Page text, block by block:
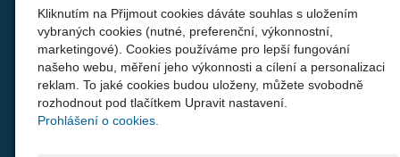
Od roku 2007 podporujeme a chráníme Vaše projekty a
značky.
Objevte WTS
Naše produkty
Průvodce ochranou značky WTS.cz
Kliknutím na Přijmout cookies dáváte souhlas s uložením
vybraných cookies (nutné, preferenční, výkonnostní,
marketingové). Cookies používáme pro lepší fungování
našeho webu, měření jeho výkonnosti a cílení a personalizaci
reklam. To jaké cookies budou uloženy, můžete svobodně
rozhodnout pod tlačítkem Upravit nastavení.
Prohlášení o cookies.